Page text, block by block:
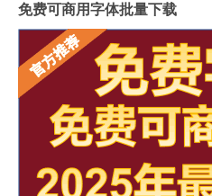
免费可商用字体批量下载